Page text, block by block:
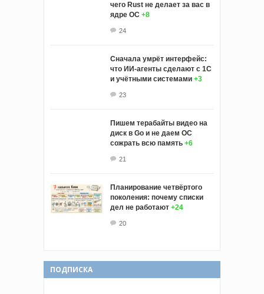
чего Rust не делает за вас в
ядре ОС +8
24
Сначала умрёт интерфейс:
что ИИ-агенты сделают с 1С
и учётными системами +3
23
Пишем терабайты видео на
диск в Go и не даем ОС
сожрать всю память +6
21
Планирование четвёртого
поколения: почему списки
дел не работают +24
20
ПОДПИСКА